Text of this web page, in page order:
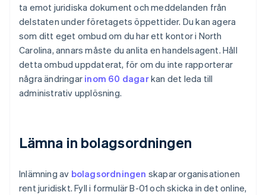
ta emot juridiska dokument och meddelanden från
delstaten under företagets öppettider. Du kan agera
som ditt eget ombud om du har ett kontor i North
Carolina, annars måste du anlita en handelsagent. Håll
detta ombud uppdaterat, för om du inte rapporterar
några ändringar inom 60 dagarkan det leda till
administrativ upplösning.
Lämna in bolagsordningen
Inlämning av bolagsordningen skapar organisationen
rent juridiskt. Fyll i formulär B-01 och skicka in det online,